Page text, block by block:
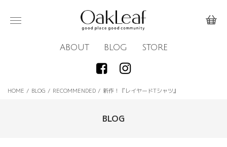
ABOUT BLOG STORE
HOME / BLOG / RECOMMENDED / 新作！『レイヤードTシャツ』
BLOG